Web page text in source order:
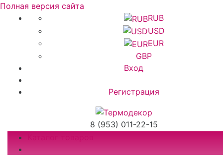
Полная версия сайта
RUB
USD
EUR
GBP
Вход
Регистрация
8 (953) 011-22-15